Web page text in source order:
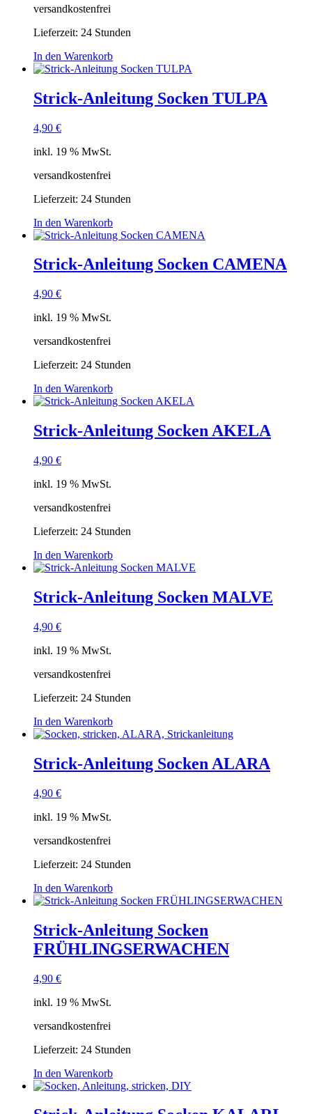
versandkostenfrei
Lieferzeit: 24 Stunden
In den Warenkorb
Strick-Anleitung Socken TULPA
4,90 €
inkl. 19 % MwSt.
versandkostenfrei
Lieferzeit: 24 Stunden
In den Warenkorb
Strick-Anleitung Socken CAMENA
4,90 €
inkl. 19 % MwSt.
versandkostenfrei
Lieferzeit: 24 Stunden
In den Warenkorb
Strick-Anleitung Socken AKELA
4,90 €
inkl. 19 % MwSt.
versandkostenfrei
Lieferzeit: 24 Stunden
In den Warenkorb
Strick-Anleitung Socken MALVE
4,90 €
inkl. 19 % MwSt.
versandkostenfrei
Lieferzeit: 24 Stunden
In den Warenkorb
Strick-Anleitung Socken ALARA
4,90 €
inkl. 19 % MwSt.
versandkostenfrei
Lieferzeit: 24 Stunden
In den Warenkorb
Strick-Anleitung Socken
FRÜHLINGSERWACHEN
4,90 €
inkl. 19 % MwSt.
versandkostenfrei
Lieferzeit: 24 Stunden
In den Warenkorb